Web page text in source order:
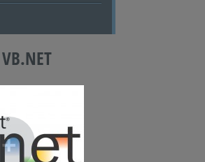
VB.NET
+